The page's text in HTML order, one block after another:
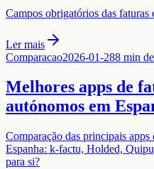
Campos obrigatórios das faturas
Ler mais
Comparacao2026-01-288 min
Melhores apps de
autónomos em
Comparação das principais
Espanha: k-factu, Holded,
para si?